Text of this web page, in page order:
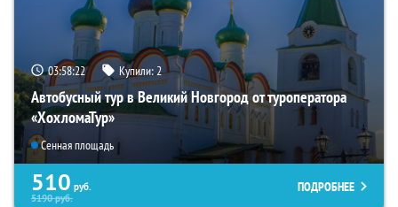
03:58:21 Купили:2
Автобусный тур в Великий Новгород от туроператора
«ХохломаТур»
Сенная площадь
510 руб.
5190руб.
ПОДРОБНЕЕ